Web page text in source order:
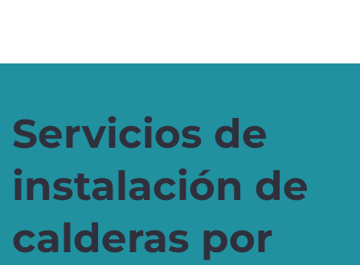
Servicios de
instalación de
calderas por